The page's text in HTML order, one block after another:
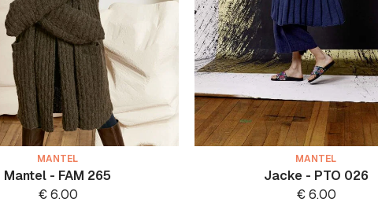
MANTEL
Mantel - FAM 265
€6.00
MANTEL
Jacke - PTO 026
€6.00